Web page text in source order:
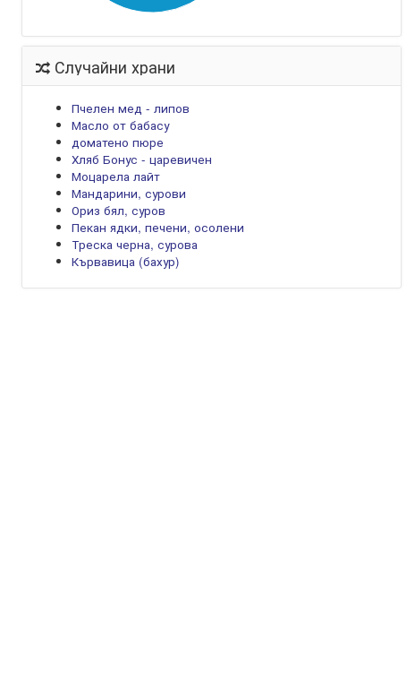
Случайни храни
Пчелен мед - липов
Масло от бабасу
доматено пюре
Хляб Бонус - царевичен
Моцарела лайт
Мандарини, сурови
Ориз бял, суров
Пекан ядки, печени, осолени
Треска черна, сурова
Кървавица (бахур)